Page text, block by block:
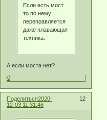
Если есть мост
то по нему
переправляется
даже плавающая
техника.
А если моста нет?
0
Поделиться 12
2020-
12-03 11:31:46